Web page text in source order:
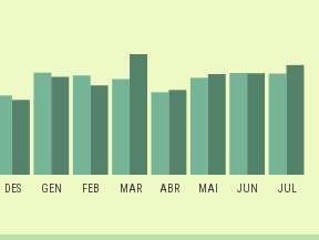
DES GEN FEB MAR ABR MAI JUN JUL